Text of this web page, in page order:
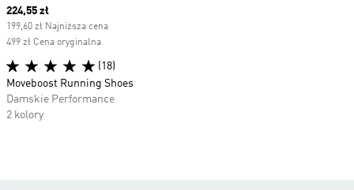
Current price
224,55 zł
199,60 zł Najniższa cena
499 zł Cena oryginalna
(18)
Moveboost Running Shoes
Damskie Performance
2 kolory